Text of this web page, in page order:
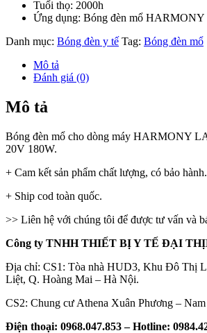
Tuổi thọ: 2000h
Ứng dụng: Bóng đèn mổ
Danh mục: Bóng đèn y tế Tag: Bóng đèn mổ
Mô tả
Đánh giá (0)
Mô tả
Bóng đèn mổ cho dòng máy HARMONY
20V 180W.
+ Cam kết sản phẩm chất lượng, có bảo hành.
+ Ship cod toàn quốc.
>> Liên hệ với chúng tôi để được tư vấn và
Công ty TNHH THIẾT BỊ Y TẾ ĐẠI
Địa chỉ: CS1: Tòa nhà HUD3, Khu Đô Thị
Liệt, Q. Hoàng Mai – Hà Nội.
CS2: Chung cư Athena Xuân Phương –
Điện thoại: 0968.047.853 – Hotline: